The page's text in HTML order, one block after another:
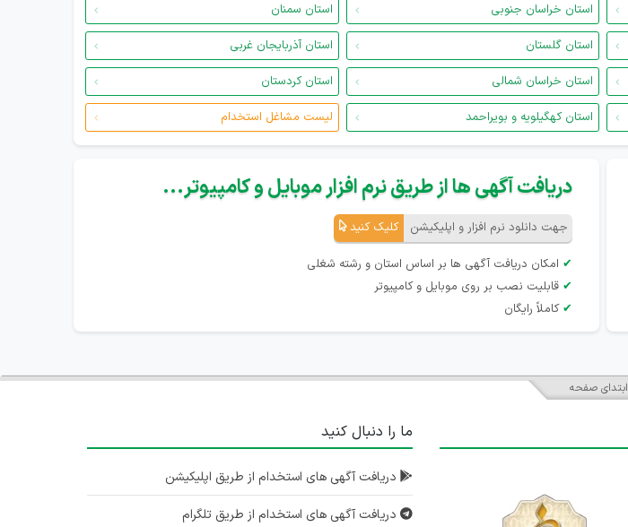
استان خراسان جنوبی
استان سمنان
استان گلستان
استان آذربایجان غربی
استان خراسان شمالی
استان کردستان
استان کهگیلویه و بویراحمد لیست مشاغل استخدام
دریافت آگهی ها از طریق نرم افزار موبایل و کامپیوتر...
جهت دانلود نرم افزار و اپلیکیشن کلیک کنید
✔ امکان دریافت آگهی ها بر اساس استان و رشته شغلی
✔ قابلیت نصب بر روی موبایل و کامپیوتر
✔ کاملاً رایگان
ابتدای صفحه
ما را دنبال کنید
دریافت آگهی های استخدام از طریق اپلیکیشن
دریافت آگهی های استخدام از طریق تلگرام